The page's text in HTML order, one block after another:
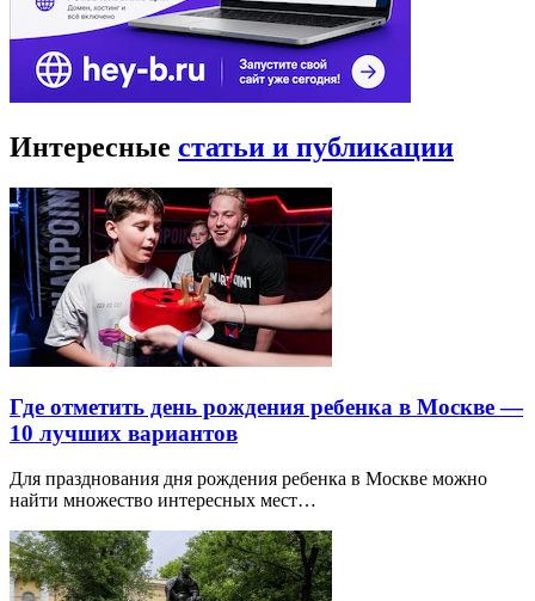
Интересные статьи и публикации
Где отметить день рождения ребенка в Москве —
10 лучших вариантов
Для празднования дня рождения ребенка в Москве можно
найти множество интересных мест…